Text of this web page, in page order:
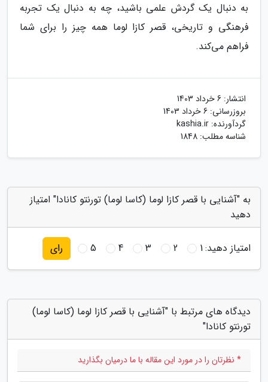
به دنبال یک گردش علمی باشید، چه به دنبال یک تجربه
فرهنگی و تاریخی، قصر کازا لوما همه چیز را برای شما
فراهم می‌کند.
انتشار: 6 خرداد 1403
بروزرسانی: 6 خرداد 1403
گردآورنده: kashia.ir
شناسه مطلب: 1848
به "آشنایی با قصر کازا لوما (کاسا لوما) تورنتو کانادا" امتیاز
دهید
امتیاز دهید:1
2
3
4
5 رای
دیدگاه های مرتبط با "آشنایی با قصر کازا لوما (کاسا لوما)
تورنتو کانادا"
* نظرتان را در مورد این مقاله با ما درمیان بگذارید